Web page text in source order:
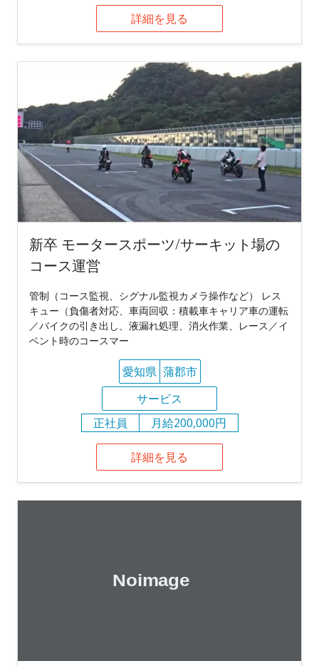
詳細を見る
新卒 モータースポーツ/サーキット場の
コース運営
管制（コース監視、シグナル監視カメラ操作など） レス
キュー（負傷者対応、車両回収：積載車キャリア車の運転
／バイクの引き出し、液漏れ処理、消火作業、レース／イ
ベント時のコースマー
愛知県 蒲郡市
サービス
正社員
月給200,000円
詳細を見る